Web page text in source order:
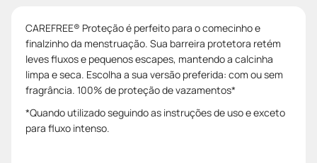
CAREFREE® Proteção é perfeito para o comecinho e
finalzinho da menstruação. Sua barreira protetora retém
leves fluxos e pequenos escapes, mantendo a calcinha
limpa e seca. Escolha a sua versão preferida: com ou sem
fragrância. 100% de proteção de vazamentos*
*Quando utilizado seguindo as instruções de uso e exceto
para fluxo intenso.